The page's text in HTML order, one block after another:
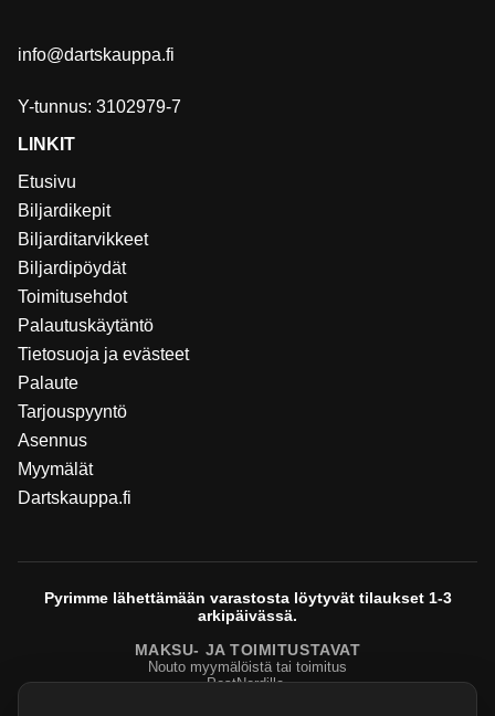
info@dartskauppa.fi
Y-tunnus: 3102979-7
LINKIT
Etusivu
Biljardikepit
Biljarditarvikkeet
Biljardipöydät
Toimitusehdot
Palautuskäytäntö
Tietosuoja ja evästeet
Palaute
Tarjouspyyntö
Asennus
Myymälät
Dartskauppa.fi
Pyrimme lähettämään varastosta löytyvät tilaukset 1-3
arkipäivässä.
MAKSU- JA TOIMITUSTAVAT
Nouto myymälöistä tai toimitus
PostNordilla.
Evasteasetukset